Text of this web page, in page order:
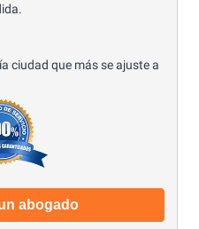
ciudad que más se ajuste a
abogado